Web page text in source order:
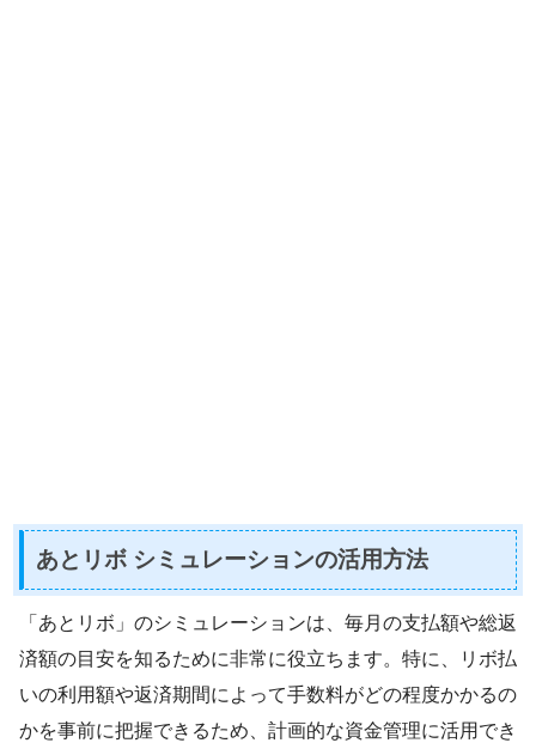
あとリボ シミュレーションの活用方法
「あとリボ」のシミュレーションは、毎月の支払額や総返
済額の目安を知るために非常に役立ちます。特に、リボ払
いの利用額や返済期間によって手数料がどの程度かかるの
かを事前に把握できるため、計画的な資金管理に活用でき